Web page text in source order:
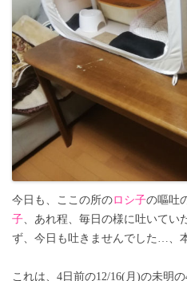
今日も、ここの所のロシ子の嘔吐
子 、あれ程、毎日の様に吐いて
ず、今日も吐きませんでした…、
これは、4日前の12/16(月)の未明の